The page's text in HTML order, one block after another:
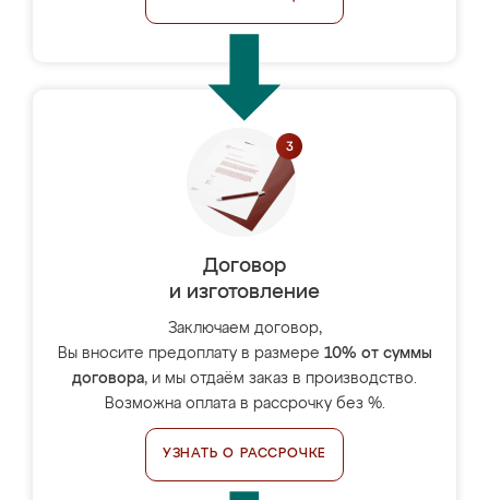
Договор
и изготовление
Заключаем договор,
Вы вносите предоплату в размере 10% от суммы
договора, и мы отдаём заказ в производство.
Возможна оплата в рассрочку без %.
УЗНАТЬ О РАССРОЧКЕ